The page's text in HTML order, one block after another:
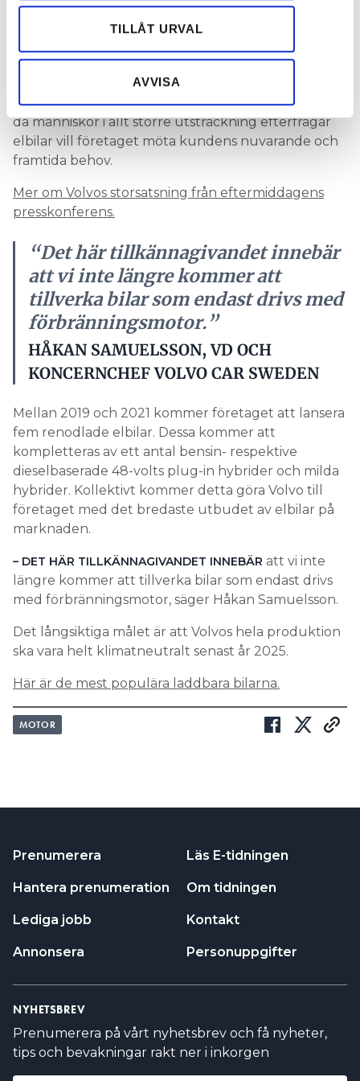
annons- och analysföretag som vi samarbetar med.
Dessa kan i sin tur kombinera informationen med annan
information som du har tillhandahållit eller som de har
samlat in när du har använt deras tjänster.
TILLÅT URVAL
AVVISA
företaget ska sluta tillverka sina bilar med enbart
förbränningsmotor. De nya bilarna kommer att
utgöras av renodlade elbilar, plug-in hybrider och
Håkan Samuelsson, vd och koncernchef säger att
då människor i allt större utsträckning efterfrågar
elbilar vill företaget möta kundens nuvarande och
framtida behov.
Mer om Volvos storsatsning från eftermiddagens
presskonferens.
“Det här tillkännagivandet innebär
att vi inte längre kommer att
tillverka bilar som endast drivs med
förbränningsmotor.”
HÅKAN SAMUELSSON, VD OCH
KONCERNCHEF VOLVO CAR SWEDEN
Mellan 2019 och 2021 kommer företaget att lansera
fem renodlade elbilar. Dessa kommer att
kompletteras av ett antal bensin- respektive
dieselbaserade 48-volts plug-in hybrider och milda
hybrider. Kollektivt kommer detta göra Volvo till
företaget med det bredaste utbudet av elbilar på
marknaden.
– DET HÄR TILLKÄNNAGIVANDET INNEBÄR att vi inte
längre kommer att tillverka bilar som endast drivs
med förbränningsmotor, säger Håkan Samuelsson.
Det långsiktiga målet är att Volvos hela produktion
ska vara helt klimatneutralt senast år 2025.
Här är de mest populära laddbara bilarna.
MOTOR
Prenumerera
Hantera prenumeration
Lediga jobb
Annonsera
Läs E-tidningen
Om tidningen
Kontakt
Personuppgifter
NYHETSBREV
Prenumerera på vårt nyhetsbrev och få nyheter,
tips och bevakningar rakt ner i inkorgen